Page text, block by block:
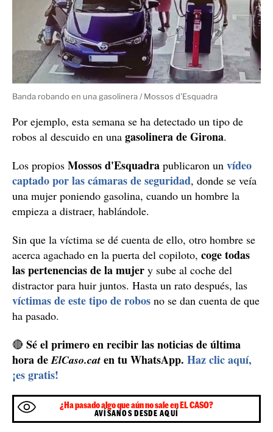
Banda robando en una gasolinera / Mossos d'Esquadra
Por ejemplo, esta semana se ha detectado un tipo de
robos al descuido en una gasolinera de Girona.
Los propios Mossos d'Esquadra publicaron un vídeo
captado por las cámaras de seguridad, donde se veía
una mujer poniendo gasolina, cuando un hombre la
empieza a distraer, hablándole.
Sin que la víctima se dé cuenta de ello, otro hombre se
acerca agachado en la puerta del copiloto, coge todas
las pertenencias de la mujer y sube al coche del
distractor para huir juntos. Hasta un rato después, las
víctimas de este tipo de robos no se dan cuenta de que
ha pasado.
🔴 Sé el primero en recibir las noticias de última
hora deElCaso.cat en tu WhatsApp. Haz clic aquí,
¡es gratis!
¿Ha pasado algo que aún no sale en EL CASO?
AVÍSANOS DESDE AQUÍ